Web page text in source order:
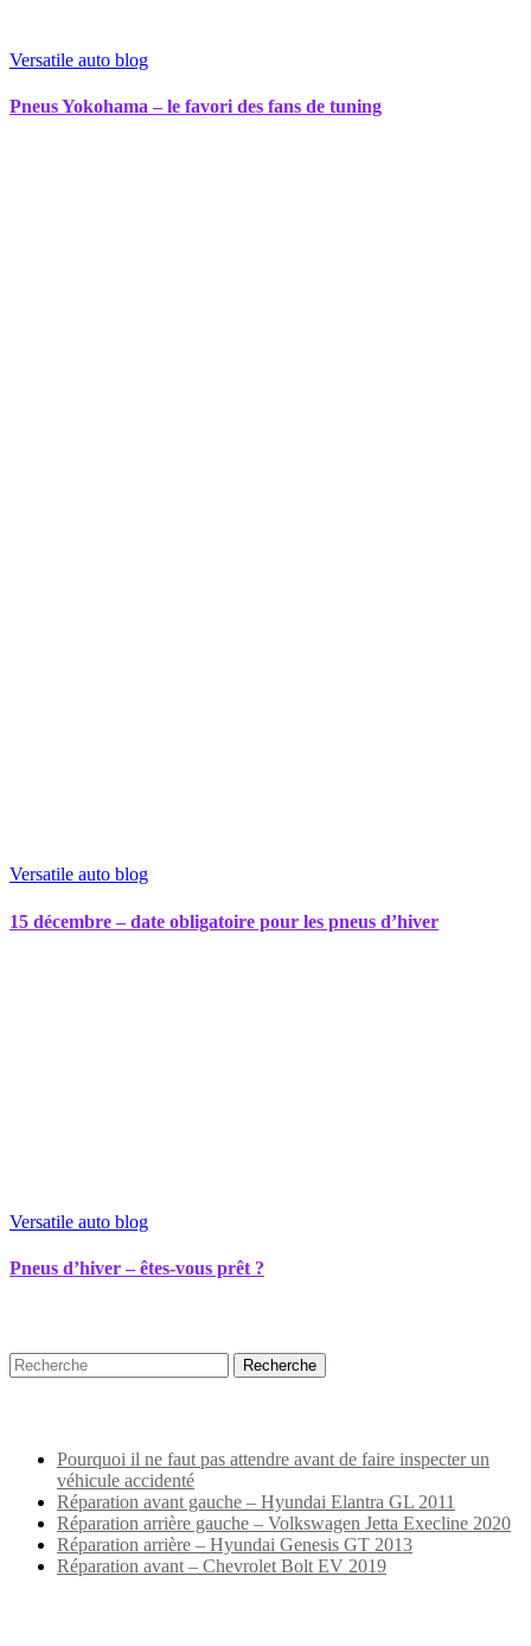
Versatile auto blog
Pneus Yokohama – le favori des fans de tuning
Versatile auto blog
15 décembre – date obligatoire pour les pneus d’hiver
Versatile auto blog
Pneus d’hiver – êtes-vous prêt ?
Pourquoi il ne faut pas attendre avant de faire inspecter un
véhicule accidenté
Réparation avant gauche – Hyundai Elantra GL 2011
Réparation arrière gauche – Volkswagen Jetta Execline 2020
Réparation arrière – Hyundai Genesis GT 2013
Réparation avant – Chevrolet Bolt EV 2019